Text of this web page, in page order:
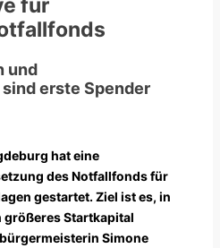
für
und
erste Spender
hat eine
des Notfallfonds für
gestartet. Ziel ist es, in
größeres Startkapital
Simone